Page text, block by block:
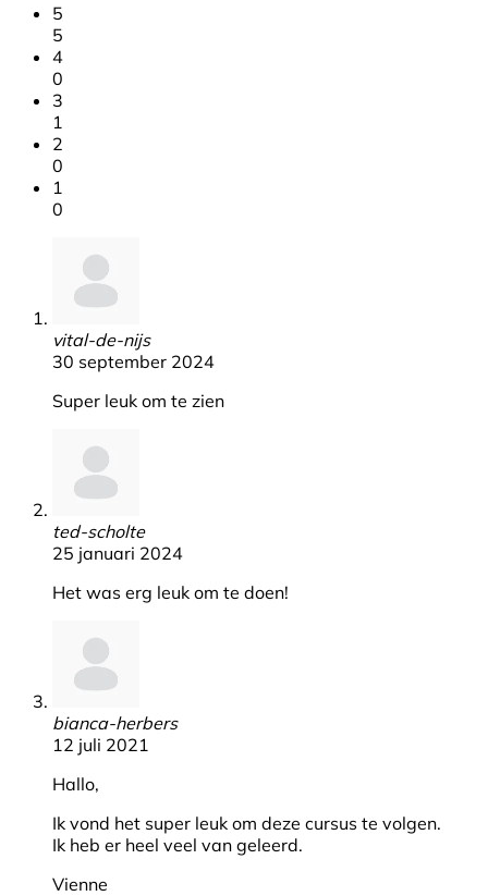
5
5
4
0
3
1
2
0
1
0
vital-de-nijs
30 september 2024
Super leuk om te zien
ted-scholte
25 januari 2024
Het was erg leuk om te doen!
bianca-herbers
12 juli 2021
Hallo,
Ik vond het super leuk om deze cursus te volgen.
Ik heb er heel veel van geleerd.
Vienne